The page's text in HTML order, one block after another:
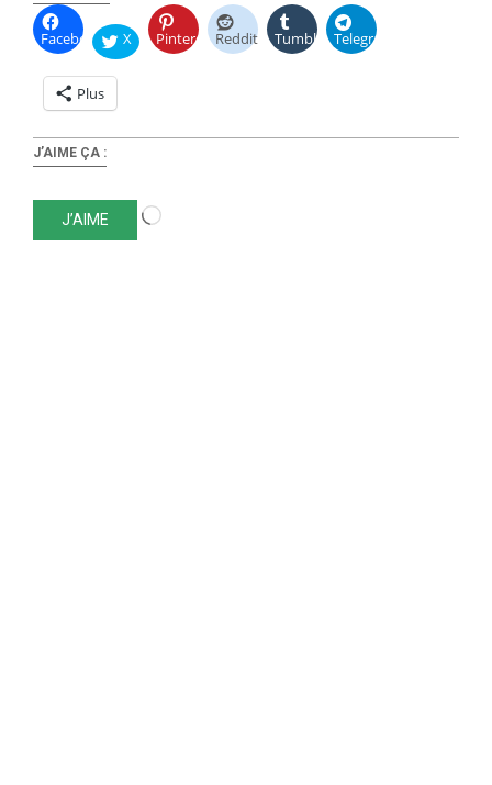
Facebook X Pinterest Reddit Tumblr Telegram
Plus
J’AIME ÇA :
J’AIME